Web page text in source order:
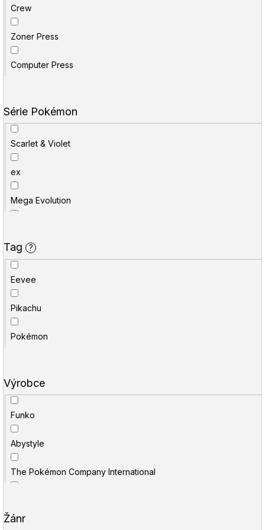
kniha
komiks
kšiltovka
plyšák
podložka pod myš
polštář
POP! figurka
puzzle
sklenička
kartičky TCG
Crew
Zoner Press
Computer Press
Série Pokémon
Scarlet & Violet
ex
Mega Evolution
Lost Origin
Crown Zenith
Pokémon GO
Prismatic Evolutions
Gold a Silver
151
Silver Tempest
Black Bolt
White Flare
Tag ?
Eevee
Pikachu
Pokémon
Výrobce
Funko
Abystyle
The Pokémon Company International
Žánr
o
p
o
r
u
j
e
m
e